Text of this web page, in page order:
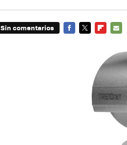
Sin comentarios
MAIL